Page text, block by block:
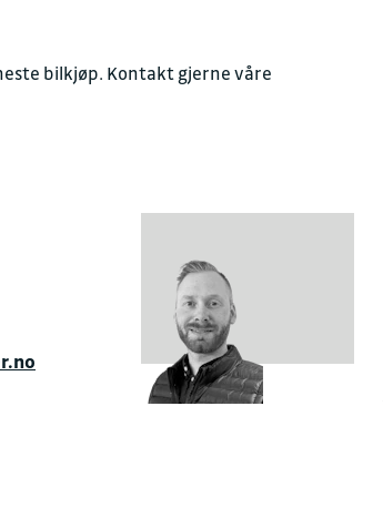
bilkjøp. Kontakt gjerne våre